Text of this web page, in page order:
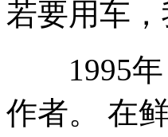
若要用车
1995年
作者。 在